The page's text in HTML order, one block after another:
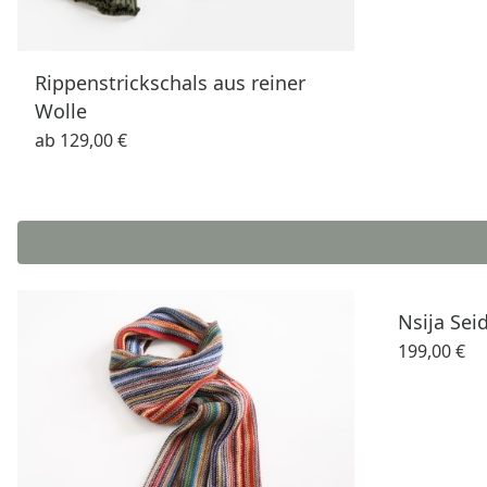
Rippenstrickschals aus reiner
Wolle
ab 129,00 €
Nsija
199,00 €